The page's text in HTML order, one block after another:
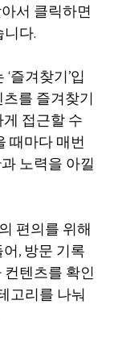
서 클릭하면
다.
즐겨찾기’입
를 즐겨찾기
접근할 수
때마다 매번
노력을 아낄
편의를 위해
, 방문 기록
텐츠를 확인
고리를 나눠